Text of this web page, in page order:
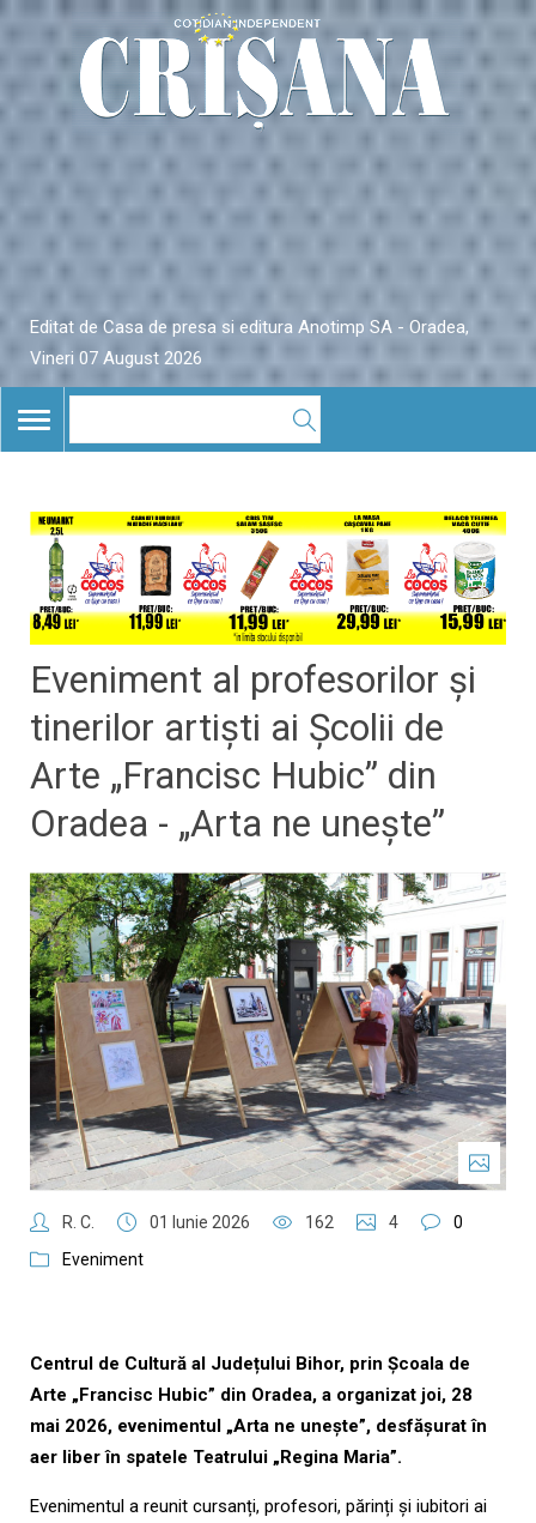
Editat de Casa de presa si editura Anotimp SA - Oradea,
Vineri 07 August 2026
TOGGLE
NAVIGATION
Eveniment al profesorilor și
tinerilor artiști ai Școlii de
Arte „Francisc Hubic” din
Oradea - „Arta ne unește”
R. C. 01 Iunie 2026 162 4
0
Eveniment
Centrul de Cultură al Județului Bihor, prin Școala de
Arte „Francisc Hubic” din Oradea, a organizat joi, 28
mai 2026, evenimentul „Arta ne unește”, desfășurat în
aer liber în spatele Teatrului „Regina Maria”.
Evenimentul a reunit cursanți, profesori, părinți și iubitori ai